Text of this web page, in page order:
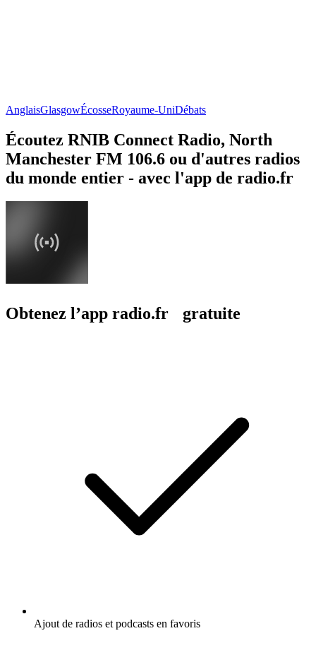
AnglaisGlasgowÉcosseRoyaume-UniDébats
Écoutez RNIB Connect Radio, North
Manchester FM 106.6 ou d'autres radios
du monde entier - avec l'app de radio.fr
Obtenez l’app radio.fr gratuite
Ajout de radios et podcasts en favoris